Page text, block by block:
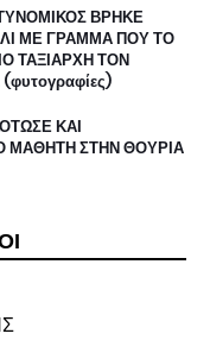
ΒΡΗΚΕ
ΜΕ ΓΡΑΜΜΑ ΠΟΥ ΤΟ
ΤΑΞΙΑΡΧΗ ΤΟΝ
ΚΑΙ
ΜΑΘΗΤΗ ΣΤΗΝ ΘΟΥΡΙΑ